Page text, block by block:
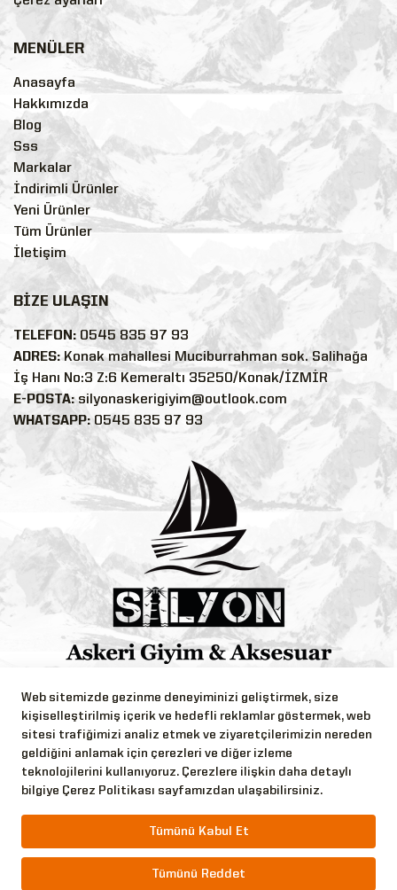
Web sitemizde gezinme deneyiminizi geliştirmek, size
kişiselleştirilmiş içerik ve hedefli reklamlar göstermek, web
sitesi trafiğimizi analiz etmek ve ziyaretçilerimizin nereden
geldiğini anlamak için çerezleri ve diğer izleme
teknolojilerini kullanıyoruz. Çerezlere ilişkin daha detaylı
bilgiye Çerez Politikası sayfamızdan ulaşabilirsiniz.
Tümünü Kabul Et
Tümünü Reddet
MENÜLER
Anasayfa
Hakkımızda
Blog
Sss
Markalar
İndirimli Ürünler
Yeni Ürünler
Tüm Ürünler
İletişim
BİZE ULAŞIN
TELEFON: 0545 835 97 93
ADRES:Konak mahallesi Muciburrahman sok. Salihağa
İş Hanı No:3 Z:6 Kemeraltı 35250/Konak/İZMİR
E-POSTA: silyonaskerigiyim@outlook.com
WHATSAPP: 0545 835 97 93
Bizi Takip Edin!
Copyright © 2026 Silyon Askeri Giyim Tüm Hakları
Saklıdır.